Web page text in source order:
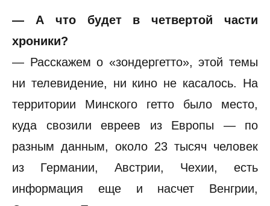
— А что будет в четвертой части
хроники?
— Расскажем о «зондергетто», этой темы
ни телевидение, ни кино не касалось. На
территории Минского гетто было место,
куда свозили евреев из Европы — по
разным данным, около 23 тысяч человек
из Германии, Австрии, Чехии, есть
информация еще и насчет Венгрии,